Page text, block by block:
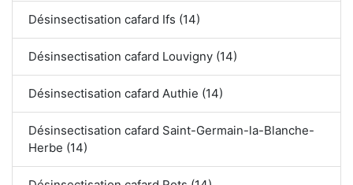
Désinsectisation cafard Ifs (14)
Désinsectisation cafard Louvigny (14)
Désinsectisation cafard Authie (14)
Désinsectisation cafard Saint-Germain-la-Blanche-
Herbe (14)